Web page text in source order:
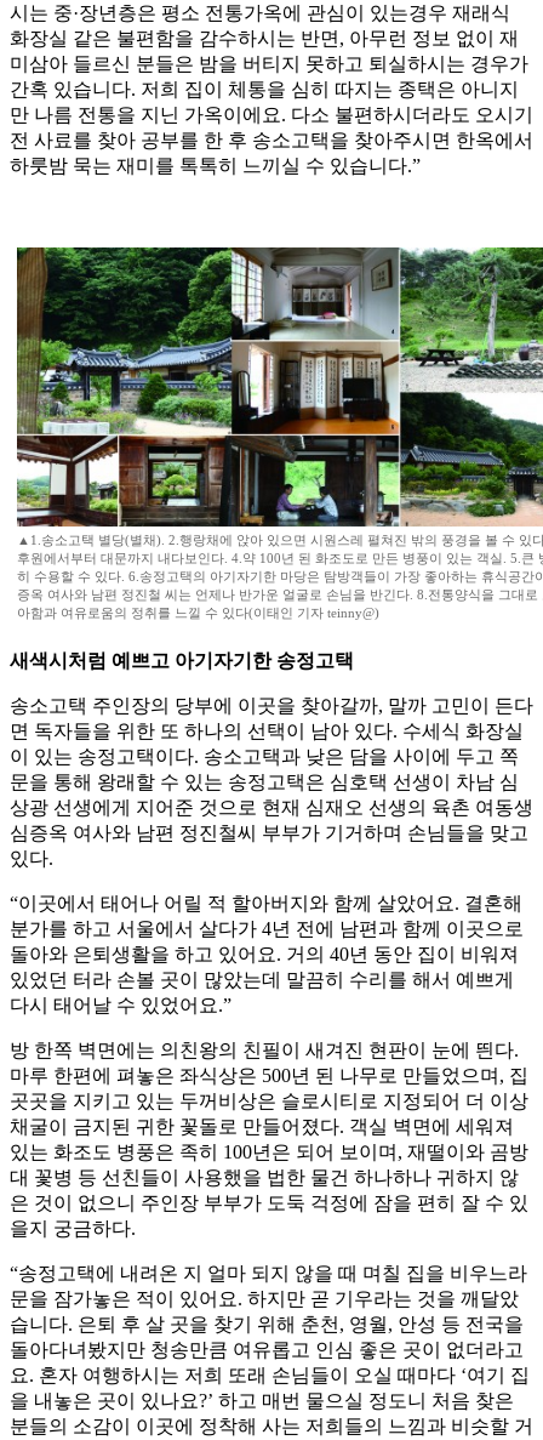
시는 중·장년층은 평소 전통가옥에 관심이 있는경우 재래식
화장실 같은 불편함을 감수하시는 반면, 아무런 정보 없이 재
미삼아 들르신 분들은 밤을 버티지 못하고 퇴실하시는 경우가
간혹 있습니다. 저희 집이 체통을 심히 따지는 종택은 아니지
만 나름 전통을 지닌 가옥이에요. 다소 불편하시더라도 오시기
전 사료를 찾아 공부를 한 후 송소고택을 찾아주시면 한옥에서
하룻밤 묵는 재미를 톡톡히 느끼실 수 있습니다.”
▲1.송소고택 별당(별채). 2.행랑채에 앉아 있으면 시원스레 펼쳐진 밖의 풍경을 볼 수 있
후원에서부터 대문까지 내다보인다. 4.약 100년 된 화조도로 만든 병풍이 있는 객실. 5.큰
히 수용할 수 있다. 6.송정고택의 아기자기한 마당은 탐방객들이 가장 좋아하는 휴식공간
증옥 여사와 남편 정진철 씨는 언제나 반가운 얼굴로 손님을 반긴다. 8.전통양식을 그대
아함과 여유로움의 정취를 느낄 수 있다(이태인 기자 teinny@)
새색시처럼 예쁘고 아기자기한 송정고택
송소고택 주인장의 당부에 이곳을 찾아갈까, 말까 고민이 든다
면 독자들을 위한 또 하나의 선택이 남아 있다. 수세식 화장실
이 있는 송정고택이다. 송소고택과 낮은 담을 사이에 두고 쪽
문을 통해 왕래할 수 있는 송정고택은 심호택 선생이 차남 심
상광 선생에게 지어준 것으로 현재 심재오 선생의 육촌 여동생
심증옥 여사와 남편 정진철씨 부부가 기거하며 손님들을 맞고
있다.
“이곳에서 태어나 어릴 적 할아버지와 함께 살았어요. 결혼해
분가를 하고 서울에서 살다가 4년 전에 남편과 함께 이곳으로
돌아와 은퇴생활을 하고 있어요. 거의 40년 동안 집이 비워져
있었던 터라 손볼 곳이 많았는데 말끔히 수리를 해서 예쁘게
다시 태어날 수 있었어요.”
방 한쪽 벽면에는 의친왕의 친필이 새겨진 현판이 눈에 띈다.
마루 한편에 펴놓은 좌식상은 500년 된 나무로 만들었으며, 집
곳곳을 지키고 있는 두꺼비상은 슬로시티로 지정되어 더 이상
채굴이 금지된 귀한 꽃돌로 만들어졌다. 객실 벽면에 세워져
있는 화조도 병풍은 족히 100년은 되어 보이며, 재떨이와 곰방
대 꽃병 등 선친들이 사용했을 법한 물건 하나하나 귀하지 않
은 것이 없으니 주인장 부부가 도둑 걱정에 잠을 편히 잘 수 있
을지 궁금하다.
“송정고택에 내려온 지 얼마 되지 않을 때 며칠 집을 비우느라
문을 잠가놓은 적이 있어요. 하지만 곧 기우라는 것을 깨달았
습니다. 은퇴 후 살 곳을 찾기 위해 춘천, 영월, 안성 등 전국을
돌아다녀봤지만 청송만큼 여유롭고 인심 좋은 곳이 없더라고
요. 혼자 여행하시는 저희 또래 손님들이 오실 때마다 ‘여기 집
을 내놓은 곳이 있나요?’ 하고 매번 물으실 정도니 처음 찾은
분들의 소감이 이곳에 정착해 사는 저희들의 느낌과 비슷할 거